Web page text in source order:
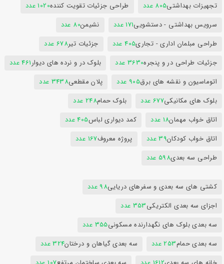
تجهیزات بهداشتی805 عدد طراحی جزئیات تقویت کننده1020 عدد
سرویس بهداشتی - دستشویی171 عدد نشیمن80 عدد
طراحی مبلمان اداری - تجاری405 عدد جزئیات تیر678 عدد
جزئیات طراحی در و پنجره3630 عدد بلوک در و نرده های دیوار461 عدد
اتوماسیون و نقشه های برق905 عدد پلان مقطعی3438 عدد
بلوک های مکانیکی677 عدد بلوک حمام248 عدد
اتاق خواب مهمان18 عدد کمد دیواری لباس405 عدد
اتاق خواب کودکان39 عدد پروژه معروف167 عدد
طراحی سه بعدی598 عدد
کشتی های سه بعدی و سفرهای دریایی98 عدد
اجزای سه بعدی الکتریکی353 عدد
سه بعدی بلوک های نگهدارنده مسکونی355 عدد
سه بعدی حمام253 عدد سه بعدی گیاهان و درختان324 عدد